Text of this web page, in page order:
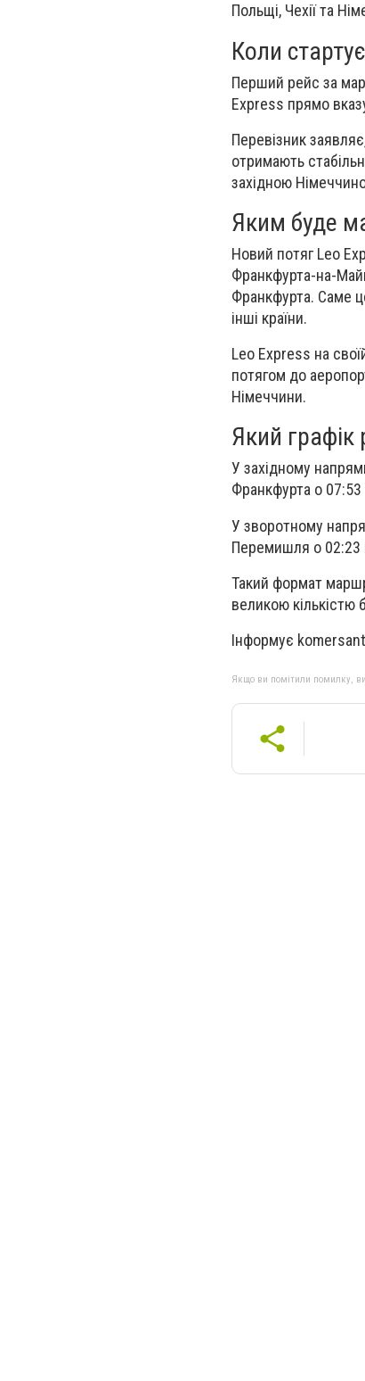
Польщі, Чехії та
Коли
Перший рейс за
Express прямо
Перевізник
отримають
західною
Яким буде
Новий потяг Leo
Франкфурта-на-
Франкфурта. Саме
інші країни.
Leo Express на
потягом до
Німеччини.
Який графік
У західному
Франкфурта о 07:53
У зворотному
Перемишля о 02:23
Такий формат
великою
Інформує
Якщо ви помітили помилку,